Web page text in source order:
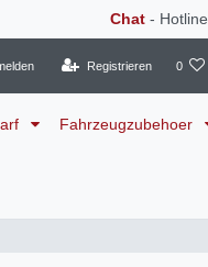
Chat - Hotline
Registrieren 0
Fahrzeugzubehoer